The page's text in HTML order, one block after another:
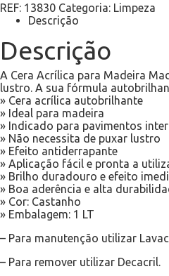
REF: 13830 Categoria: Limpeza
Descrição
Descrição
A Cera Acrílica para Madeira
lustro. A sua fórmula
» Cera acrílica autobrilhante
» Ideal para madeira
» Indicado para pavimentos
» Não necessita de puxar lustro
» Efeito antiderrapante
» Aplicação fácil e pronta a
» Brilho duradouro e efeito
» Boa aderência e alta
» Cor: Castanho
» Embalagem: 1 LT
– Para manutenção utilizar
– Para remover utilizar Decacril.